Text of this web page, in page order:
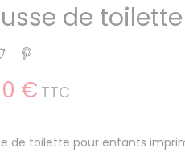
de
Tweet
€ TTC
de toilette pour enfants